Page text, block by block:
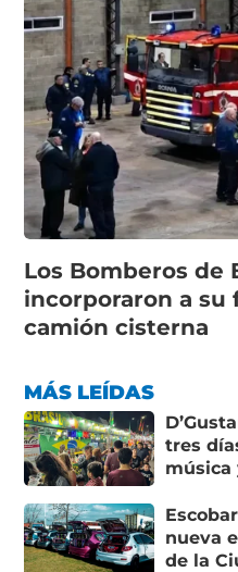
Los Bomberos de
incorporaron a su
camión cisterna
MÁS LEÍDAS
tres
música
nueva
de la